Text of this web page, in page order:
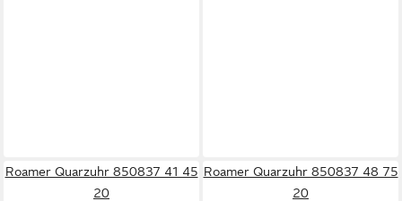
Roamer Quarzuhr 850837 41 45
20
Roamer Quarzuhr 850837 48 75
20